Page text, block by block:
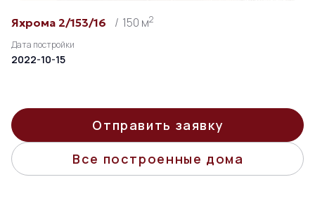
Яхрома 2/153/16 150 м2
Дата постройки
2022-10-15
Отправить заявку
Все построенные дома